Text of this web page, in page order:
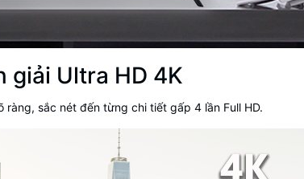
giải Ultra HD 4K
ràng, sắc nét đến từng chi tiết gấp 4 lần Full HD.